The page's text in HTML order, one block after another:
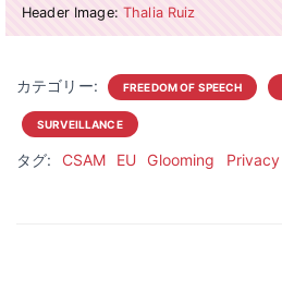
Header Image: Thalia Ruiz
カテゴリー: FREEDOM OF SPEECH
SURVEILLANCE
タグ: CSAM EU Glooming Privacy